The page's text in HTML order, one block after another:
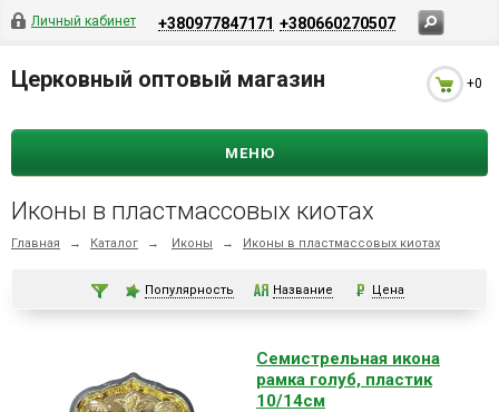
Личный кабинет +380977847171 +380660270507
Церковный оптовый магазин +0
МЕНЮ
Иконы в пластмассовых киотах
Главная → Каталог → Иконы → Иконы в пластмассовых киотах
Популярность Название Цена
Семистрельная икона
рамка голуб, пластик
10/14см